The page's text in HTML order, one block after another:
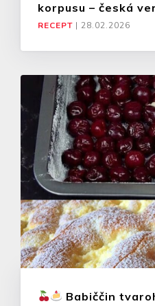
korpusu – česká
RECEPT | 28.02.2026
Babiččin